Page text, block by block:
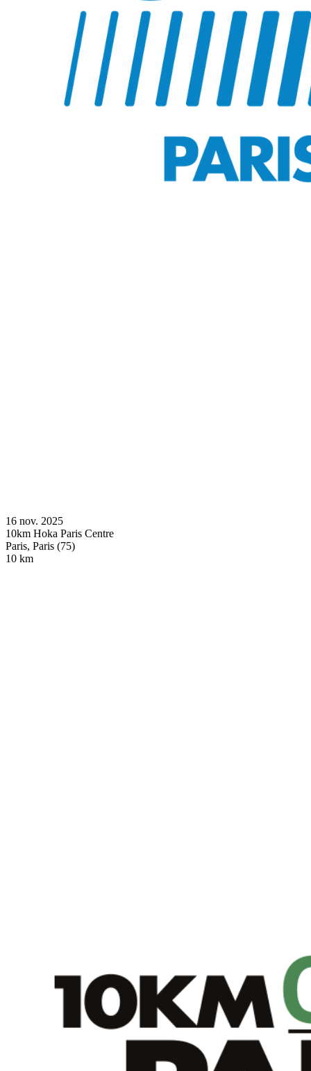
16 nov. 2025
10km Hoka Paris Centre
Paris, Paris (75)
10 km